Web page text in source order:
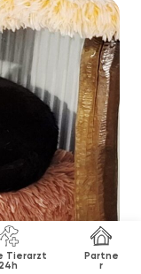
Tierarzt
24h
Partne
r